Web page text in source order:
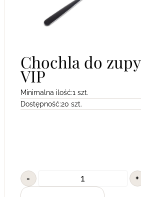
Chochla do zupy
VIP
Minimalna ilość:1 szt.
Dostępność:20 szt.
- +